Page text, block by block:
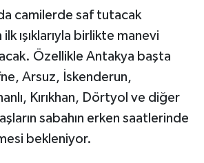
camilerde saf tutacak
ışıklarıyla birlikte manevi
Özellikle Antakya başta
Arsuz, İskenderun,
Kırıkhan, Dörtyol ve diğer
sabahın erken saatlerinde
bekleniyor.